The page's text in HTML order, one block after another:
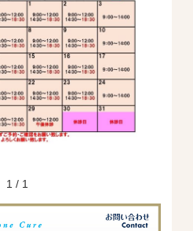
1 / 1